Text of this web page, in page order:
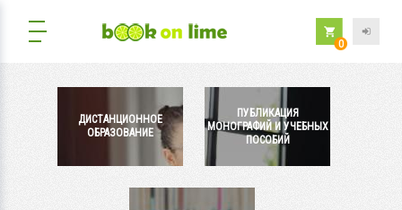
0
ДИСТАНЦИОННОЕ
ОБРАЗОВАНИЕ
ПУБЛИКАЦИЯ
МОНОГРАФИЙ И УЧЕБНЫХ
ПОСОБИЙ